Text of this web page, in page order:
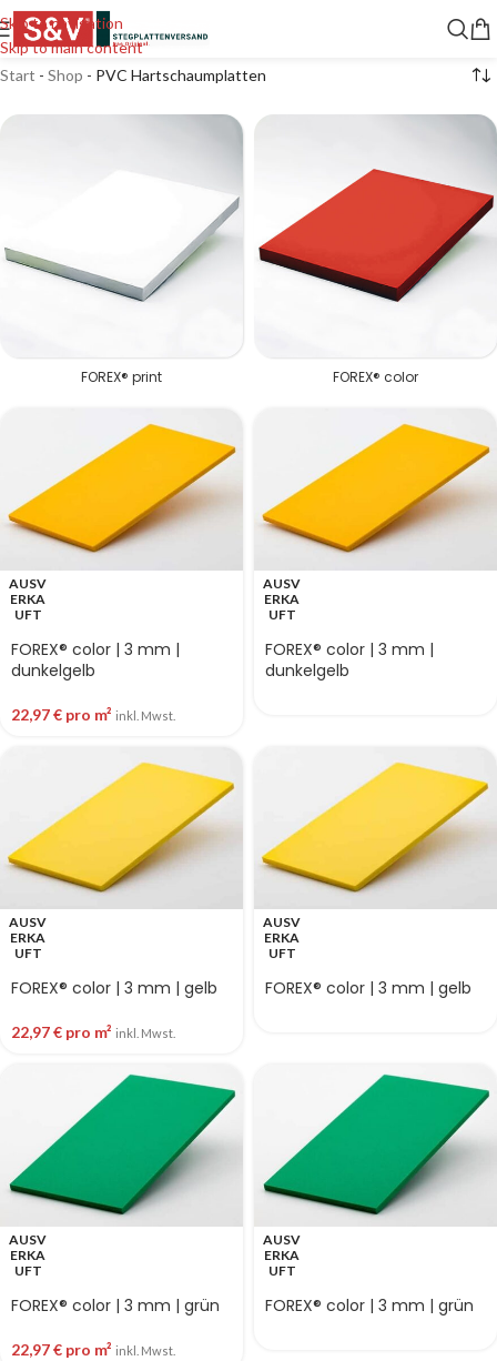
Skip to navigation
Skip to main content
Start - Shop - PVC Hartschaumplatten
FOREX® print FOREX® color
AUSV
ERKA
UFT
FOREX® color | 3 mm |
dunkelgelb
22,97€ pro m² inkl. Mwst.
AUSV
ERKA
UFT
FOREX® color | 3 mm |
dunkelgelb
AUSV
ERKA
UFT
FOREX® color | 3 mm | gelb
22,97€ pro m² inkl. Mwst.
AUSV
ERKA
UFT
FOREX® color | 3 mm | gelb
AUSV
ERKA
UFT
FOREX® color | 3 mm | grün
22,97€ pro m² inkl. Mwst.
AUSV
ERKA
UFT
FOREX® color | 3 mm | grün